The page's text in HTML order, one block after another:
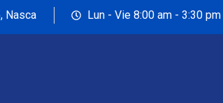
Nasca Lun - Vie 8:00 am - 3:30 pm